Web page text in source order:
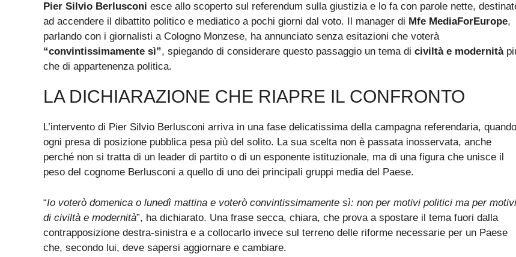
Pier Silvio Berlusconi esce allo scoperto sul referendum sulla giustizia e lo fa con parole nette,
ad accendere il dibattito politico e mediatico a pochi giorni dal voto. Il manager di Mfe MediaForEurope,
parlando con i giornalisti a Cologno Monzese, ha annunciato senza esitazioni che voterà
“convintissimamente sì”, spiegando di considerare questo passaggio un tema di civiltà e modernità
che di appartenenza politica.
LA DICHIARAZIONE CHE RIAPRE IL CONFRONTO
L’intervento di Pier Silvio Berlusconi arriva in una fase delicatissima della campagna referendaria, quando
ogni presa di posizione pubblica pesa più del solito. La sua scelta non è passata inosservata, anche
perché non si tratta di un leader di partito o di un esponente istituzionale, ma di una figura che unisce il
peso del cognome Berlusconi a quello di uno dei principali gruppi media del Paese.
“Io voterò domenica o lunedì mattina e voterò convintissimamente sì: non per motivi politici ma per motivi
di civiltà e modernità”, ha dichiarato. Una frase secca, chiara, che prova a spostare il tema fuori dalla
contrapposizione destra-sinistra e a collocarlo invece sul terreno delle riforme necessarie per un Paese
che, secondo lui, deve sapersi aggiornare e cambiare.